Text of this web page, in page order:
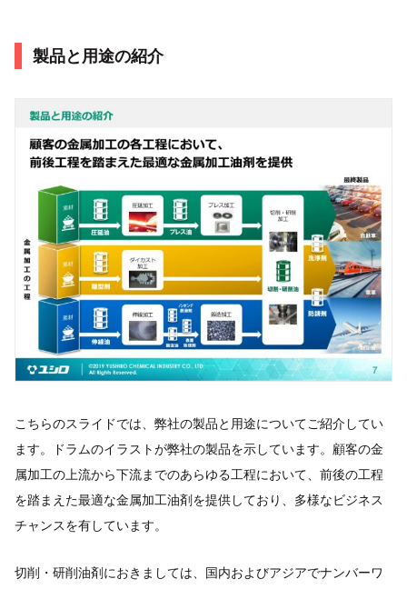
製品と用途の紹介
こちらのスライドでは、弊社の製品と用途についてご紹介してい
ます。ドラムのイラストが弊社の製品を示しています。顧客の金
属加工の上流から下流までのあらゆる工程において、前後の工程
を踏まえた最適な金属加工油剤を提供しており、多様なビジネス
チャンスを有しています。
切削・研削油剤におきましては、国内およびアジアでナンバーワ